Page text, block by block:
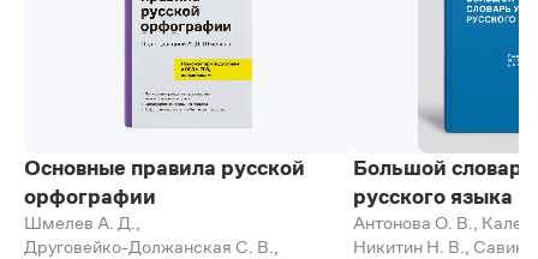
Основные правила русской
орфографии
Шмелев А. Д.
Друговейко-Должанская С. В.
Большой
русского языка
Антонова О. В.
Никитин Н. В.